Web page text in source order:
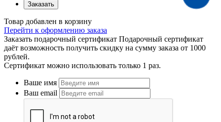
Заказать
Товар добавлен в корзину
Перейти к оформлению заказа
Заказать подарочный сертификат Подарочный сертификат
даёт возможность получить скидку на сумму заказа от 1000
рублей.
Сертификат можно использовать только 1 раз.
Ваше имя
Ваш email